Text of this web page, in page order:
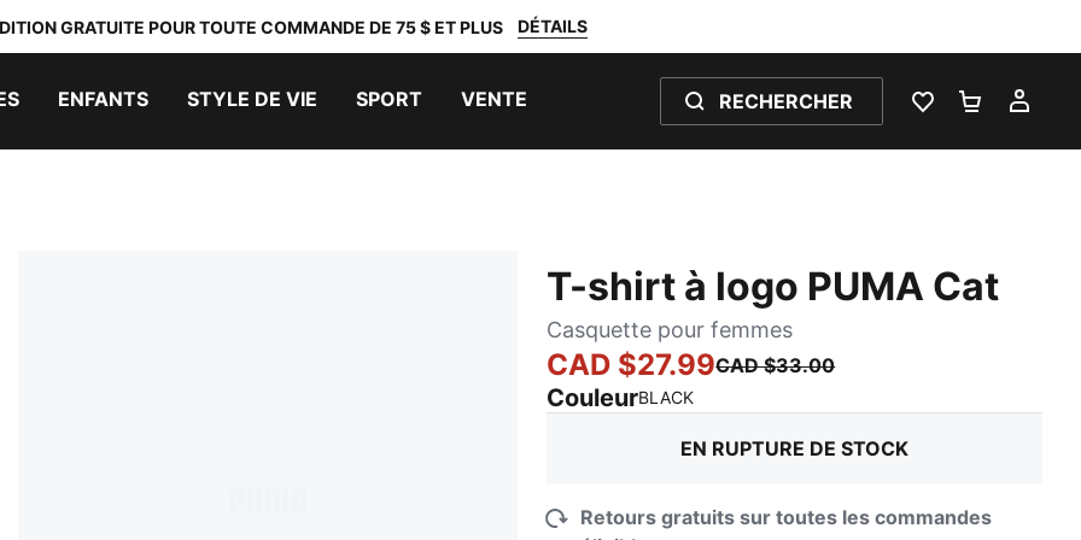
GRATUITE POUR TOUTE COMMANDE DE 75 $ ET PLUS DÉTAILS
ENFANTS STYLE DE VIE SPORT VENTE RECHERCHER
LISTE DEPANIER 0
T-shirt à logo PUMA Cat
Casquette pour femmes
CAD $27.99CAD $33.00
CouleurBLACK:
EN RUPTURE DE STOCK
Retours gratuits sur toutes les commandes